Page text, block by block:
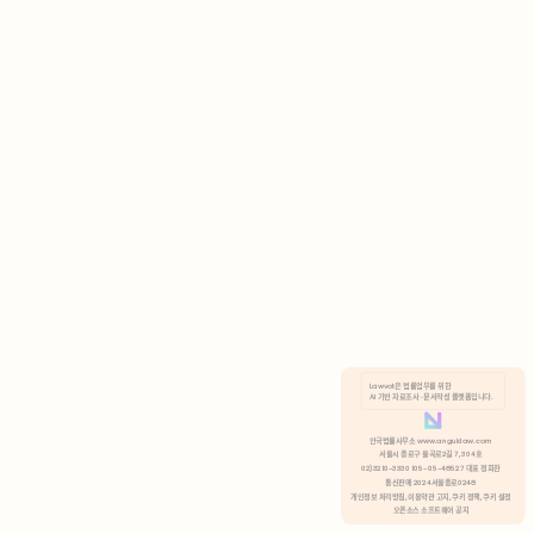
분석 쿠키 허용
Lawvot은 법률업무를 위한
AI 기반 자료조사 · 문서작성 플랫폼입니다.
안국법률사무소 www.anguklaw.com
서울시 종로구 율곡로2길 7, 304호
02)3210-3330 105-05-48527 대표 정희찬
통신판매 2024서울종로0248
개인정보 처리방침, 이용약관 고지, 쿠키 정책, 쿠키 설정
오픈소스 소프트웨어 공지